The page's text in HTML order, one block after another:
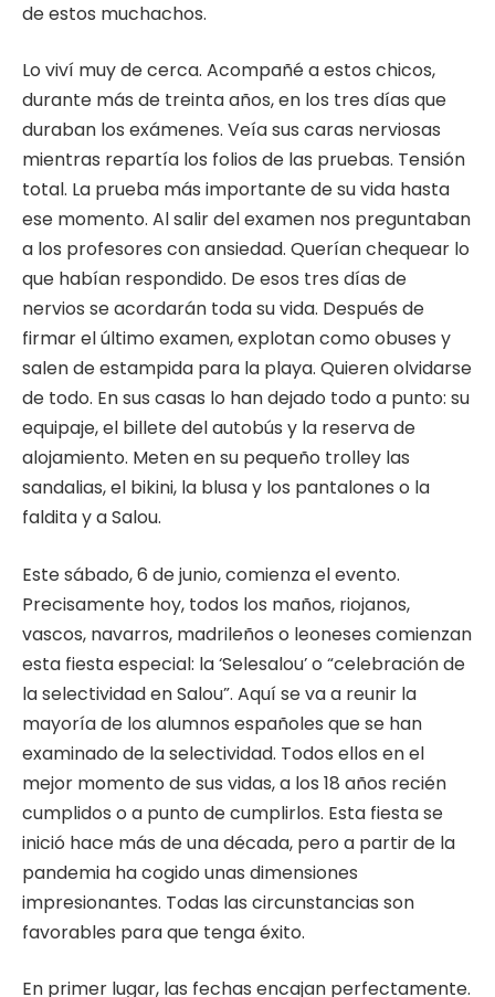
de estos muchachos.
Lo viví muy de cerca. Acompañé a estos chicos,
durante más de treinta años, en los tres días que
duraban los exámenes. Veía sus caras nerviosas
mientras repartía los folios de las pruebas. Tensión
total. La prueba más importante de su vida hasta
ese momento. Al salir del examen nos preguntaban
a los profesores con ansiedad. Querían chequear lo
que habían respondido. De esos tres días de
nervios se acordarán toda su vida. Después de
firmar el último examen, explotan como obuses y
salen de estampida para la playa. Quieren olvidarse
de todo. En sus casas lo han dejado todo a punto: su
equipaje, el billete del autobús y la reserva de
alojamiento. Meten en su pequeño trolley las
sandalias, el bikini, la blusa y los pantalones o la
faldita y a Salou.
Este sábado, 6 de junio, comienza el evento.
Precisamente hoy, todos los maños, riojanos,
vascos, navarros, madrileños o leoneses comienzan
esta fiesta especial: la ‘Selesalou’ o “celebración de
la selectividad en Salou”. Aquí se va a reunir la
mayoría de los alumnos españoles que se han
examinado de la selectividad. Todos ellos en el
mejor momento de sus vidas, a los 18 años recién
cumplidos o a punto de cumplirlos. Esta fiesta se
inició hace más de una década, pero a partir de la
pandemia ha cogido unas dimensiones
impresionantes. Todas las circunstancias son
favorables para que tenga éxito.
En primer lugar, las fechas encajan perfectamente.